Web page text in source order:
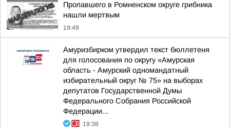
Пропавшего в Ромненском округе грибника
нашли мертвым
19:49
Амуризбирком утвердил текст бюллетеня
для голосования по округу «Амурская
область - Амурский одномандатный
избирательный округ № 75» на выборах
депутатов Государственной Думы
Федерального Собрания Российской
Федерации...
19:38